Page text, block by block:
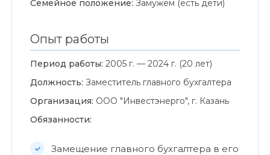
Семейное положение: Замужем (есть дети)
Опыт работы
Период работы: 2005 г. — 2024 г. (20 лет)
Должность: Заместитель главного бухгалтера
Организация: ООО "Инвестэнерго", г. Казань
Обязанности:
Замещение главного бухгалтера в его